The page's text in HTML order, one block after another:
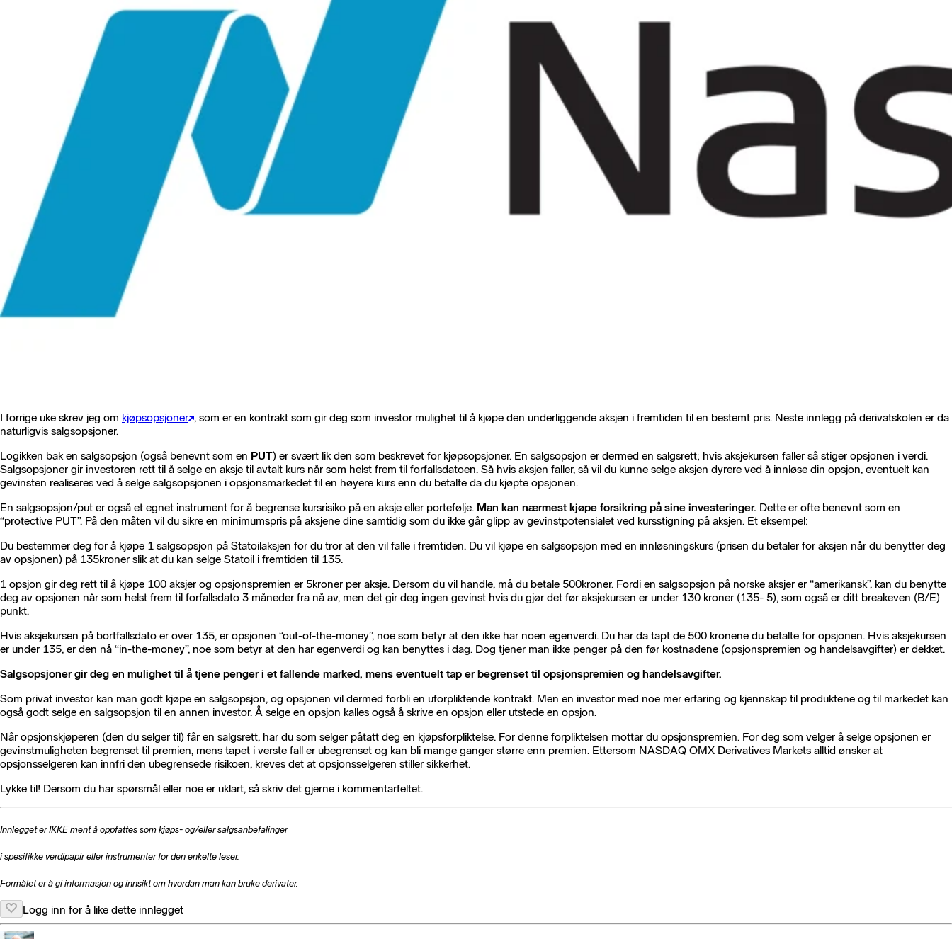
I forrige uke skrev jeg om kjøpsopsjoner , som er en kontrakt som gir deg som investor mulighet til å kjøpe den underliggende aksjen i fremtiden til en bestemt pris. Neste innlegg på derivatskolen er da
naturligvis salgsopsjoner.
Logikken bak en salgsopsjon (også benevnt som en PUT) er svært lik den som beskrevet for kjøpsopsjoner. En salgsopsjon er dermed en salgsrett; hvis aksjekursen faller så stiger opsjonen i verdi.
Salgsopsjoner gir investoren rett til å selge en aksje til avtalt kurs når som helst frem til forfallsdatoen. Så hvis aksjen faller, så vil du kunne selge aksjen dyrere ved å innløse din opsjon, eventuelt kan
gevinsten realiseres ved å selge salgsopsjonen i opsjonsmarkedet til en høyere kurs enn du betalte da du kjøpte opsjonen.
En salgsopsjon/put er også et egnet instrument for å begrense kursrisiko på en aksje eller portefølje. Man kan nærmest kjøpe forsikring på sine investeringer. Dette er ofte benevnt som en
“protective PUT”. På den måten vil du sikre en minimumspris på aksjene dine samtidig som du ikke går glipp av gevinstpotensialet ved kursstigning på aksjen. Et eksempel:
Du bestemmer deg for å kjøpe 1 salgsopsjon på Statoilaksjen for du tror at den vil falle i fremtiden. Du vil kjøpe en salgsopsjon med en innløsningskurs (prisen du betaler for aksjen når du benytter deg
av opsjonen) på 135kroner slik at du kan selge Statoil i fremtiden til 135.
1 opsjon gir deg rett til å kjøpe 100 aksjer og opsjonspremien er 5kroner per aksje. Dersom du vil handle, må du betale 500kroner. Fordi en salgsopsjon på norske aksjer er “amerikansk”, kan du benytte
deg av opsjonen når som helst frem til forfallsdato 3 måneder fra nå av, men det gir deg ingen gevinst hvis du gjør det før aksjekursen er under 130 kroner (135- 5), som også er ditt breakeven (B/E)
punkt.
Hvis aksjekursen på bortfallsdato er over 135, er opsjonen “out-of-the-money”, noe som betyr at den ikke har noen egenverdi. Du har da tapt de 500 kronene du betalte for opsjonen. Hvis aksjekursen
er under 135, er den nå “in-the-money”, noe som betyr at den har egenverdi og kan benyttes i dag. Dog tjener man ikke penger på den før kostnadene (opsjonspremien og handelsavgifter) er dekket.
Salgsopsjoner gir deg en mulighet til å tjene penger i et fallende marked, mens eventuelt tap er begrenset til opsjonspremien og handelsavgifter.
Som privat investor kan man godt kjøpe en salgsopsjon, og opsjonen vil dermed forbli en uforpliktende kontrakt. Men en investor med noe mer erfaring og kjennskap til produktene og til markedet kan
også godt selge en salgsopsjon til en annen investor. Å selge en opsjon kalles også å skrive en opsjon eller utstede en opsjon.
Når opsjonskjøperen (den du selger til) får en salgsrett, har du som selger påtatt deg en kjøpsforpliktelse. For denne forpliktelsen mottar du opsjonspremien. For deg som velger å selge opsjonen er
gevinstmuligheten begrenset til premien, mens tapet i verste fall er ubegrenset og kan bli mange ganger større enn premien. Ettersom NASDAQ OMX Derivatives Markets alltid ønsker at
opsjonsselgeren kan innfri den ubegrensede risikoen, kreves det at opsjonsselgeren stiller sikkerhet.
Lykke til! Dersom du har spørsmål eller noe er uklart, så skriv det gjerne i kommentarfeltet.
Innlegget er IKKE ment å oppfattes som kjøps- og/eller salgsanbefalinger
i spesifikkeverdipapir eller instrumenter for den enkelte leser.
Formålet er å gi informasjon og innsikt om hvordan man kan bruke derivater.
Logg inn for å like dette innlegget